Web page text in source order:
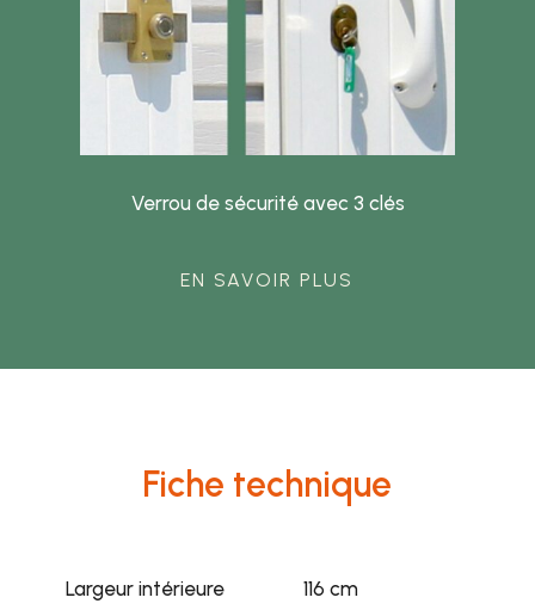
Verrou de sécurité avec 3 clés
EN SAVOIR PLUS
Fiche technique
Largeur intérieure 116 cm